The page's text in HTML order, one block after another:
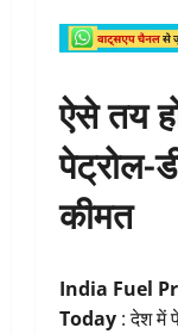
ऐसे तय
पेट्रोल-
कीमत
India Fuel
Today : देश में